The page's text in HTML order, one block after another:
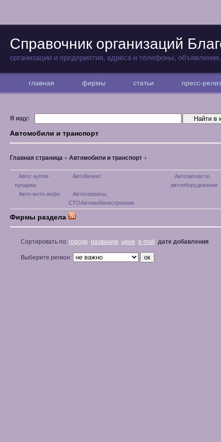
Справочник организаций
организации и предприятия, адреса и телефоны,
главная фирмы статьи пресс-
Я ищу:
Автомобили и транспорт
Главная страница Автомобили и транспорт
Авто: купля-
продажа
Автобизнес
Автозапчасти,
автооборудование
Авто-мото инфо
Автосервисы,
СТОАвтомобилестроение
Фирмы раздела
Сортировать по: городу названию цене e-mail дате добавления
Выберите регион: